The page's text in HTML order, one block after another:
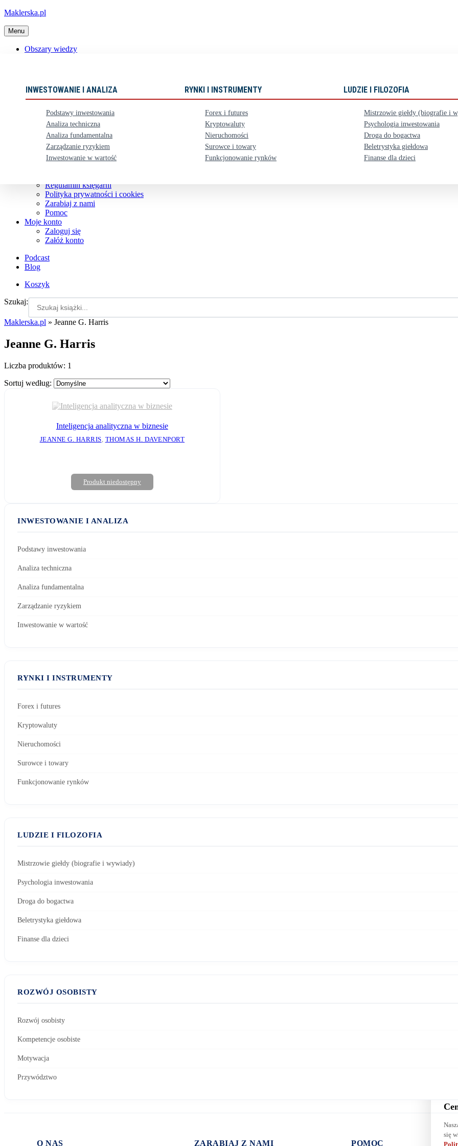
Maklerska.pl
Menu
Obszary wiedzy
INWESTOWANIE I ANALIZA
Podstawy inwestowania
Analiza techniczna
Analiza fundamentalna
Zarządzanie ryzykiem
Inwestowanie w wartość
RYNKI I INSTRUMENTY
Forex i futures
Kryptowaluty
Nieruchomości
Surowce i towary
Funkcjonowanie rynków
LUDZIE I FILOZOFIA
Mistrzowie giełdy (biografie i
Psychologia inwestowania
Droga do bogactwa
Beletrystyka giełdowa
Finanse dla dzieci
Ebooki
Karty upominkowe
⏳ Zapowiedzi
Obsługa klienta
Koszty dostawy
Nasze konto bankowe
Regulamin księgarni
Polityka prywatności i cookies
Zarabiaj z nami
Pomoc
Moje konto
Zaloguj się
Załóż konto
Podcast
Blog
Koszyk
Szukaj:
Maklerska.pl » Jeanne G. Harris
Jeanne G. Harris
Liczba produktów: 1
Sortuj według:
Inteligencja analityczna w biznesie
JEANNE G. HARRIS THOMAS H. DAVENPORT
Produkt niedostępny
INWESTOWANIE I ANALIZA
Podstawy inwestowania
Analiza techniczna
Analiza fundamentalna
Zarządzanie ryzykiem
Inwestowanie w wartość
RYNKI I INSTRUMENTY
Forex i futures
Kryptowaluty
Nieruchomości
Surowce i towary
Funkcjonowanie rynków
LUDZIE I FILOZOFIA
Mistrzowie giełdy (biografie i wywiady)
Psychologia inwestowania
Droga do bogactwa
Beletrystyka giełdowa
Finanse dla dzieci
ROZWÓJ OSOBISTY
Rozwój osobisty
Kompetencje osobiste
Motywacja
Przywództwo
O NAS ZARABIAJ Z NAMI POMOC
się